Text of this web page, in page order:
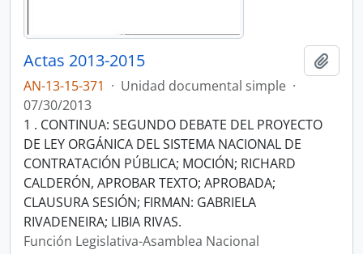
Actas 2013-2015
AN-13-15-371 · Unidad documental simple ·
07/30/2013
1 . CONTINUA: SEGUNDO DEBATE DEL PROYECTO
DE LEY ORGÁNICA DEL SISTEMA NACIONAL DE
CONTRATACIÓN PÚBLICA; MOCIÓN; RICHARD
CALDERÓN, APROBAR TEXTO; APROBADA;
CLAUSURA SESIÓN; FIRMAN: GABRIELA
RIVADENEIRA; LIBIA RIVAS.
Función Legislativa-Asamblea Nacional